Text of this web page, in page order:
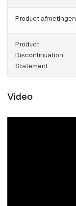
Product afmetingen
Product
Discontinuation
Statement
Video